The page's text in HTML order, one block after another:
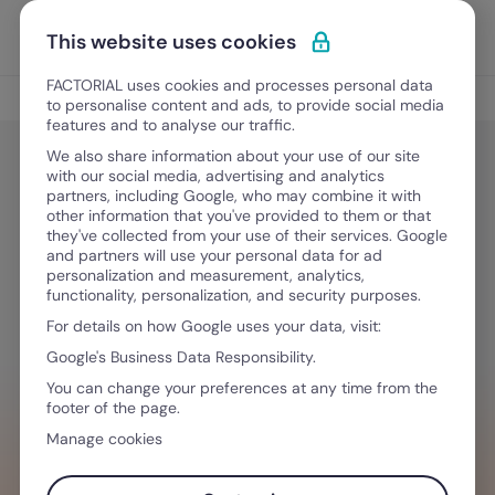
Vai al contenuto
Scopri Factorial
Digitalizzazione HR
Digitalizzazione HR
Alternative a Fluida: le migliori
piattaforme del 2026
30 Marzo, 2026·6 minuti di lettura
VUOI SEMPLIFICARE IL TUO FLUSSO DI
LAVORO?
This website uses cookies
FACTORIAL uses cookies and processes personal data
to personalise content and ads, to provide social media
features and to analyse our traffic.
We also share information about your use of our site
with our social media, advertising and analytics
partners, including Google, who may combine it with
other information that you've provided to them or that
they've collected from your use of their services. Google
and partners will use your personal data for ad
personalization and measurement, analytics,
functionality, personalization, and security purposes.
For details on how Google uses your data, visit:
Google's Business Data Responsibility.
You can change your preferences at any time from the
footer of the page.
Manage cookies